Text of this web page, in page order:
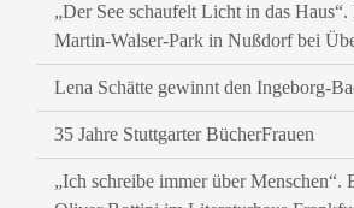
„Der See schaufelt Licht in das
Martin-Walser-Park in Nußdorf bei
Lena Schätte gewinnt den Ingeborg-
35 Jahre Stuttgarter BücherFrauen
„Ich schreibe immer über Menschen“.